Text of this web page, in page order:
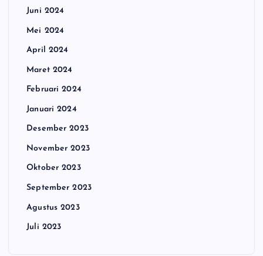
Juni 2024
Mei 2024
April 2024
Maret 2024
Februari 2024
Januari 2024
Desember 2023
November 2023
Oktober 2023
September 2023
Agustus 2023
Juli 2023